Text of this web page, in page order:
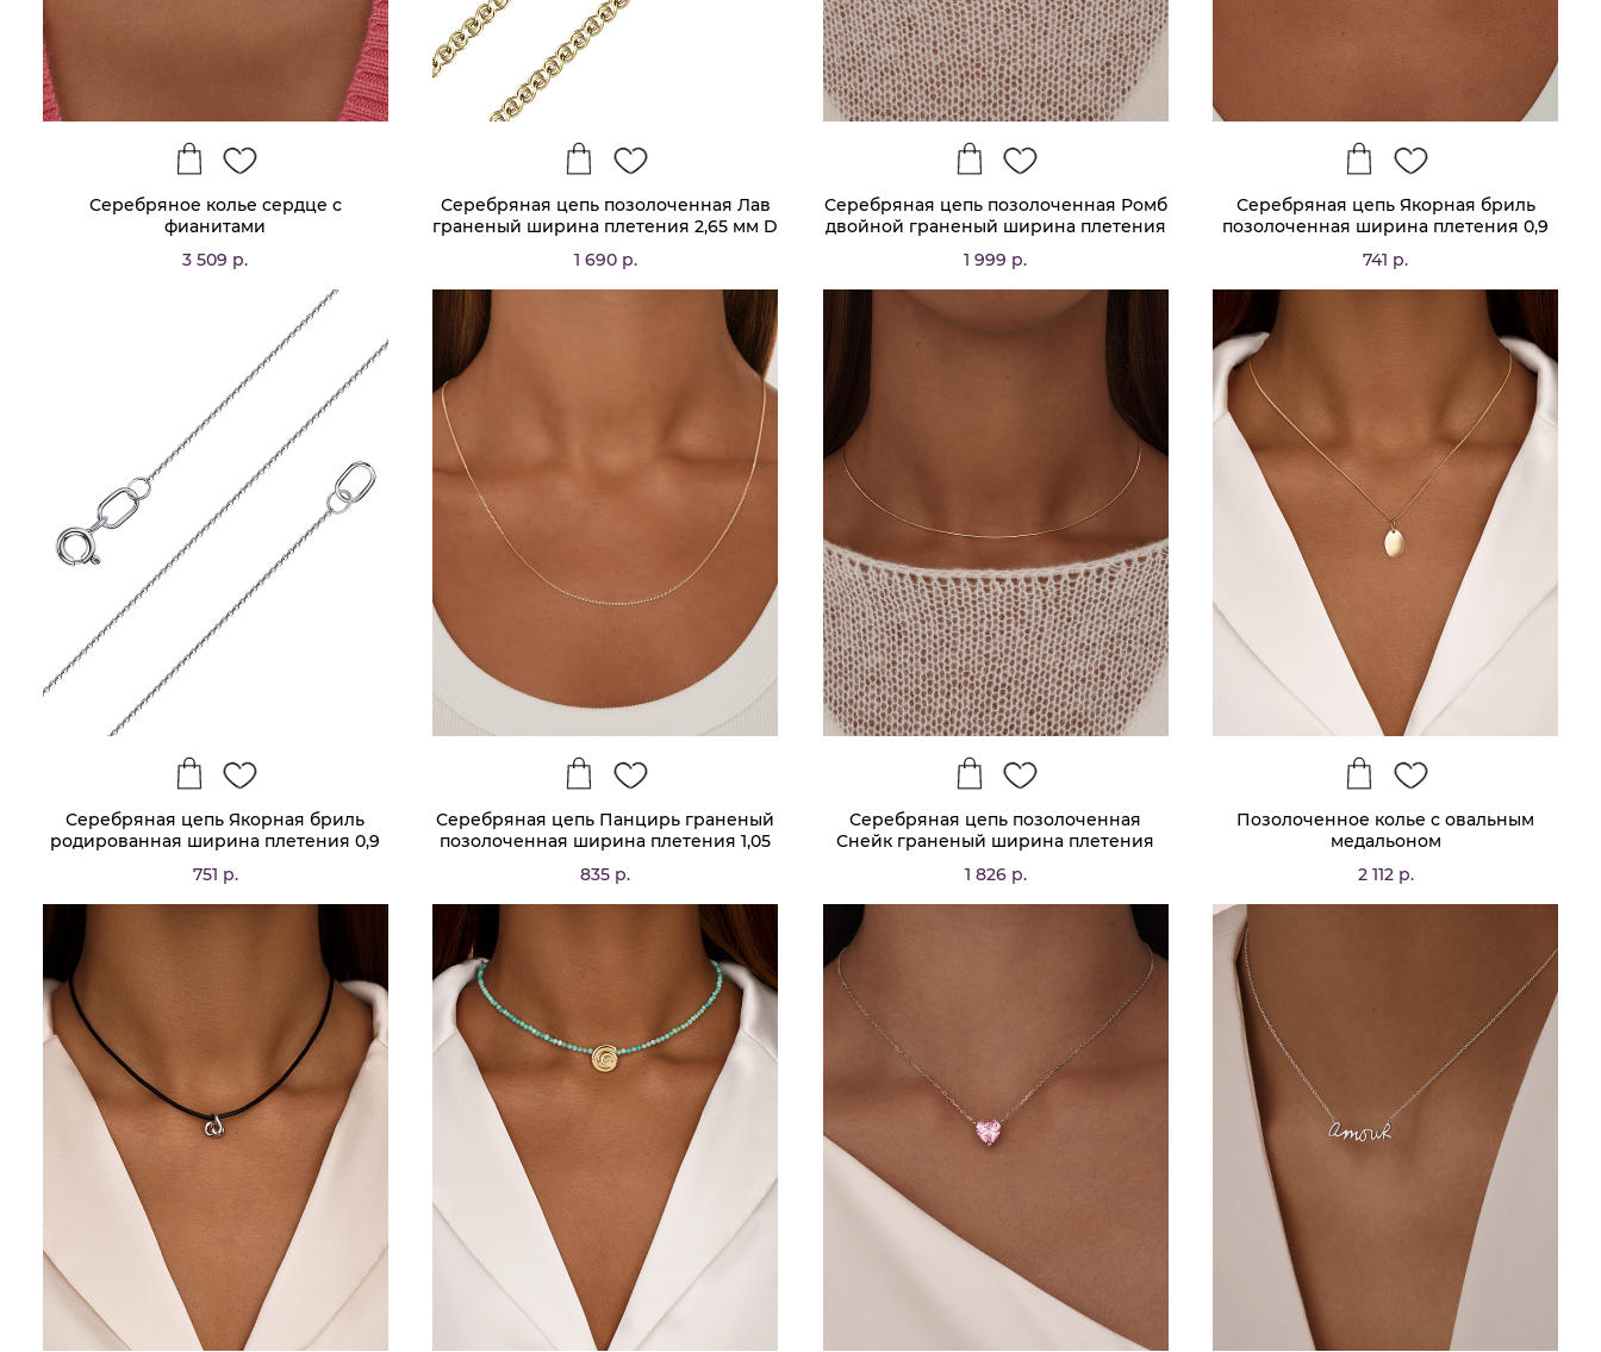
Серебряное колье сердце с
фианитами
3 509 р.
Серебряная цепь позолоченная Лав
граненый ширина плетения 2,65 мм D
1 690 р.
Серебряная цепь позолоченная Ромб
двойной граненый ширина плетения
1 999 р.
Серебряная цепь Якорная бриль
позолоченная ширина плетения 0,9
741 р.
Серебряная цепь Якорная бриль
родированная ширина плетения 0,9
751 р.
Серебряная цепь Панцирь граненый
позолоченная ширина плетения 1,05
835 р.
Серебряная цепь позолоченная
Снейк граненый ширина плетения
1 826 р.
Позолоченное колье с овальным
медальоном
2 112 р.